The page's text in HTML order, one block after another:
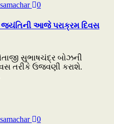
0
આજે પરાક્રમ દિવસ
સુભાષચંદ્ર બોઝની
તરીકે ઉજવણી કરાશે.
0